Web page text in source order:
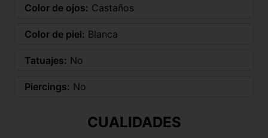
Color de ojos: Castaños
Color de piel: Blanca
Tatuajes: No
Piercings: No
CUALIDADES